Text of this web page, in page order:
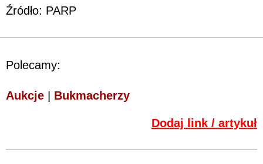
Źródło: PARP
Polecamy:
Aukcje Bukmacherzy
Dodaj link / artykuł